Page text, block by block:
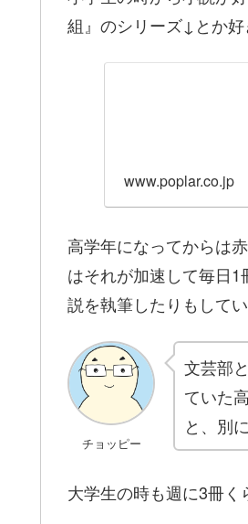
組』のシリーズ↓とか好
www.poplar.co.jp
高学年になってからは
はそれが加速して毎日
説を執筆したりもしてい
チョッピー
文芸部
ていた
と、別
大学生の時も週に3冊く